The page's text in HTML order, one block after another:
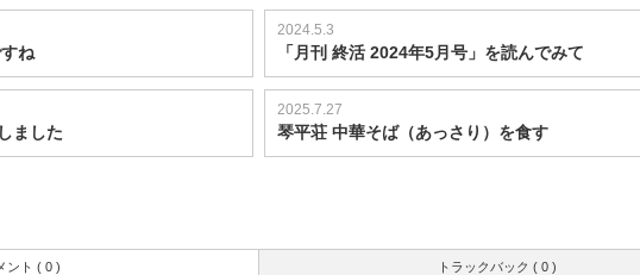
ね
2024.5.3
「月刊 終活 2024年5月号」を読んでみて
ました
2025.7.27
琴平荘 中華そば（あっさり）を食す
トラックバック ( 0 )
ント ( 0 )